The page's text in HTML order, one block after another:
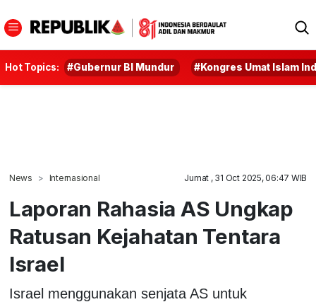
Hot Topics: #Gubernur BI Mundur #Kongres Umat Islam
News Internasional Jumat , 31 Oct 2025, 06:47 WIB
Laporan Rahasia AS Ungkap
Ratusan Kejahatan Tentara
Israel
Israel menggunakan senjata AS untuk